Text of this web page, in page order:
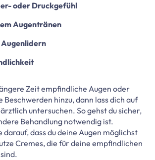
oder Druckgefühl
Augentränen
Zeit empfindliche Augen oder
hinzu, dann lass dich auf
untersuchen. So gehst du sicher,
Behandlung notwendig ist.
darauf, dass du deine Augen möglichst
Cremes, die für deine empfindlichen